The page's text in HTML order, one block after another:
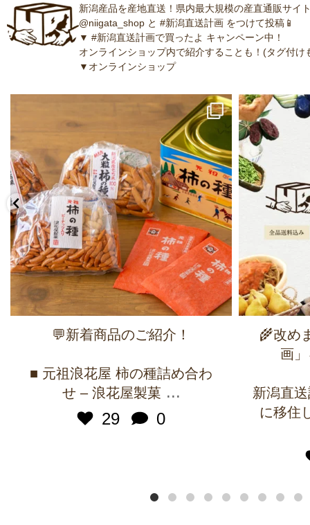
新潟産品を産地直送！県内最大規模の産直通販サイ
@niigata_shop と #新潟直送計画 をつけて投稿📱
▼ #新潟直送計画で買ったよ キャンペーン中！
オンラインショップ内で紹介することも！(タグ付け
▼オンラインショップ
💬新着商品のご紹介！
■ 元祖浪花屋 柿の種詰め合わ
せ – 浪花屋製菓 ...
29
0
🌾改め
画
新潟直
に移住